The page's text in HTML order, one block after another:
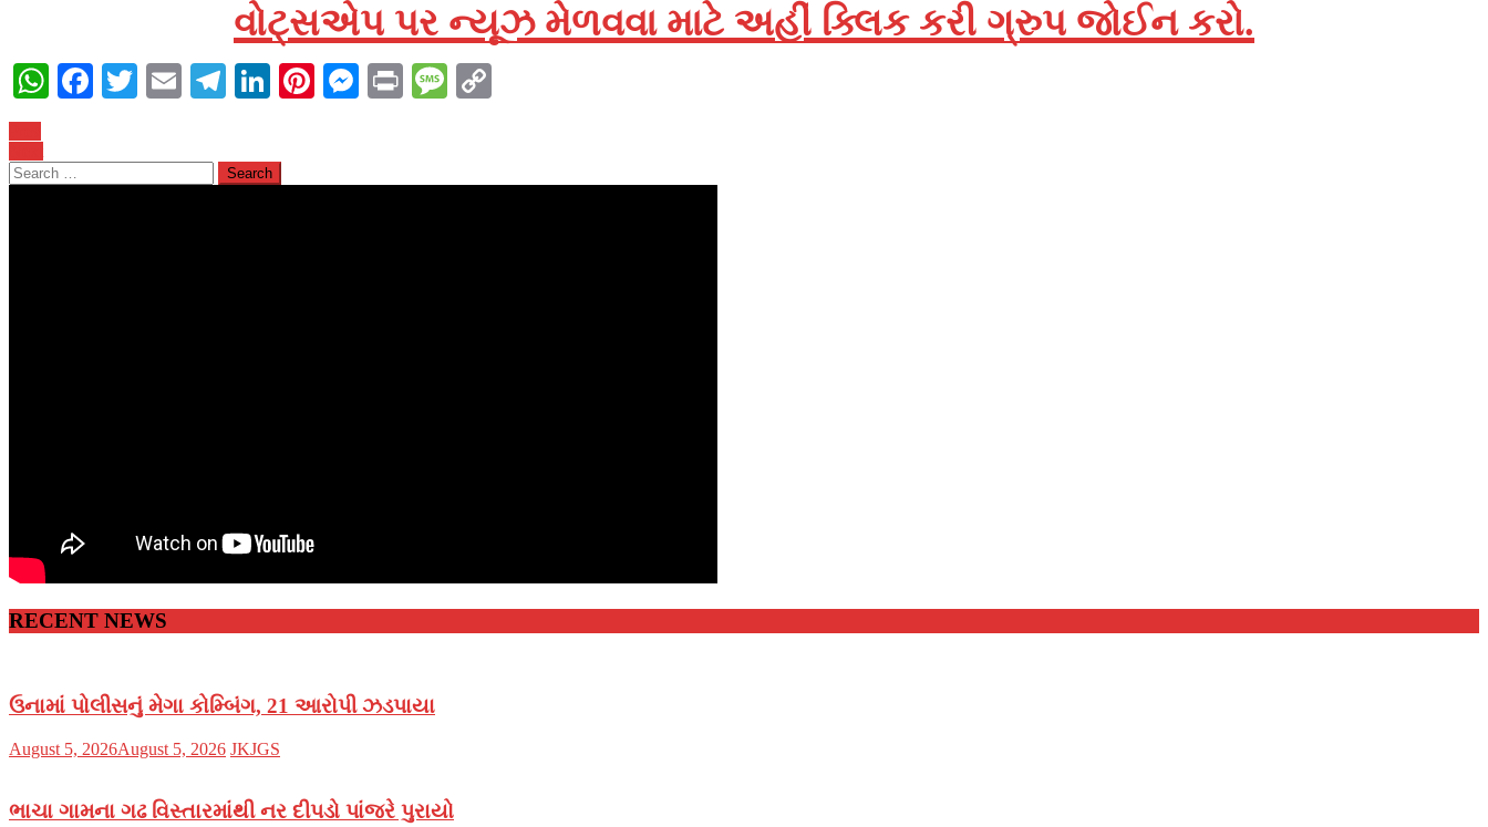
વોટ્સએપ પર ન્યૂઝ મેળવવા માટે અહીં ક્લિક કરી ગ્રુપ જોઈન કરો.
WhatsApp
Facebook
TwitterEmailTelegram
LinkedIn
Pinterest
Messenger
PrintMessage
Post
navigation
Search
for:
RECENT NEWS
ઉનામાં પોલીસનું મેગા કોમ્બિંગ, 21 આરોપી ઝડપાયા
Posted
August 5, 2026August 5, 2026 Author
JKJGS
ભાચા ગામના ગઢ વિસ્તારમાંથી નર દીપડો પાંજરે પુરાયો